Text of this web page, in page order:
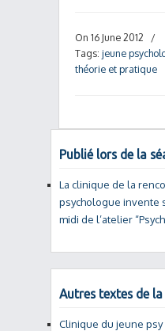
On 16 June 2012
/
Tags: jeune
théorie et pratique
Publié lors de la
La clinique de la
psychologue invente
midi de l’atelier
Autres textes de la
Clinique du jeune psy